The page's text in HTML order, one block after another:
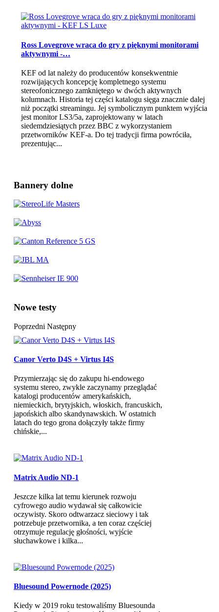
Ross Lovegrove wraca do gry z pięknymi monitorami
aktywnymi -…
KEF od lat należy do producentów konsekwentnie
rozwijających koncepcję kompletnego systemu
stereofonicznego zamkniętego w dwóch aktywnych
kolumnach. Historia tej części katalogu sięga znacznie dalej
niż początki streamingu. Jej symbolicznym punktem wyjścia
jest monitor LS3/5a, zaprojektowany w latach
siedemdziesiątych przez BBC z wykorzystaniem
przetworników KEF-a. Do tej tradycji firma powróciła,
prezentując...
Bannery dolne
Nowe testy
Poprzedni Następny
Canor Verto D4S + Virtus I4S
Przymierzając się do zakupu hi-endowego
systemu stereo, zwykle zaczynamy przeglądać
katalogi producentów amerykańskich,
niemieckich, brytyjskich, włoskich, francuskich,
japońskich albo skandynawskich. W ostatnich
latach do tego grona dołączyły także firmy
chińskie,...
Matrix Audio ND-1
Jeszcze kilka lat temu kierunek rozwoju
cyfrowego audio wydawał się całkowicie
oczywisty. Skoro odtwarzacz sieciowy i tak
potrzebuje przetwornika, a ten coraz częściej
otrzymuje regulację głośności, wyjście
słuchawkowe i kilka...
Bluesound Powernode (2025)
Kiedy w 2019 roku testowaliśmy Bluesounda